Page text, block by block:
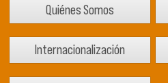
Quiénes Somos
Internacionalización